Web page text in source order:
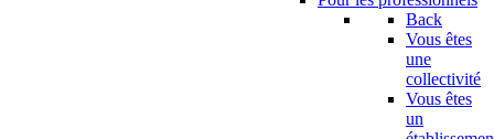
Back
Vous êtes
une
collectivité
Vous êtes
un